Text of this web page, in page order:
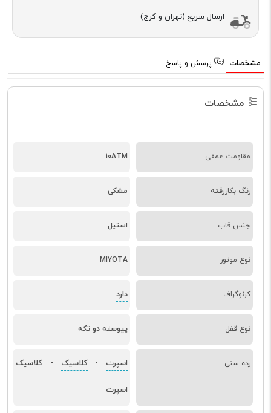
ارسال سریع (تهران و کرج)
مشخصات پرسش و پاسخ
مشخصات
مقاومت عمقی 10ATM
رنگ بکاررفته مشکی
جنس قاب استیل
نوع موتور MIYOTA
کرنوگراف دارد
نوع قفل پیوسته دو تکه
رده سنی اسپرت -کلاسیک - کلاسیک
اسپرت